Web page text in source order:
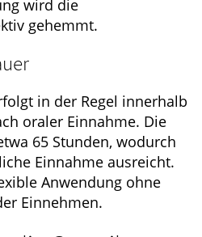
wird die
gehemmt.
in der Regel innerhalb
oraler Einnahme. Die
65 Stunden, wodurch
Einnahme ausreicht.
Anwendung ohne
Einnehmen.